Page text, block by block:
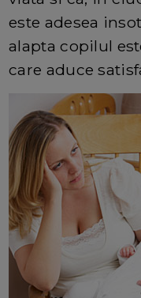
este adesea
alapta copilul
care aduce